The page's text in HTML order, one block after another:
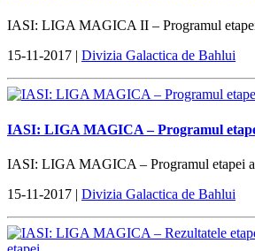
IASI: LIGA MAGICA II – Programul
15-11-2017 | Divizia Galactica de Bahlui
IASI: LIGA MAGICA – Programul
IASI: LIGA MAGICA – Programul etapei
15-11-2017 | Divizia Galactica de Bahlui